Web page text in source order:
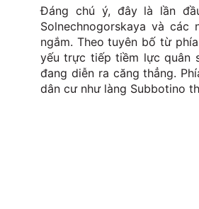
Đáng chú ý, đây là lần
Solnechnogorskaya và
ngắm. Theo tuyên bố từ
yếu trực tiếp tiềm lực quân
đang diễn ra căng thẳng.
dân cư như làng Subbotino